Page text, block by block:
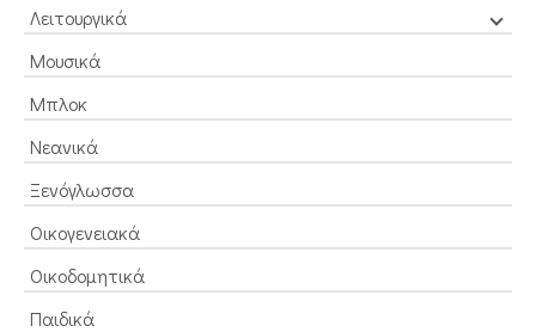
Λειτουργικά
Μουσικά
Μπλοκ
Νεανικά
Ξενόγλωσσα
Οικογενειακά
Οικοδομητικά
Παιδικά